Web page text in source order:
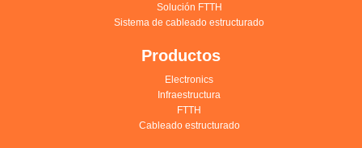
Solución FTTH
Sistema de cableado estructurado
Productos
Electronics
Infraestructura
FTTH
Cableado estructurado